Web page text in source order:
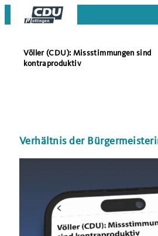
Völler (CDU): Missstimmungen sind
kontraproduktiv
Verhältnis der